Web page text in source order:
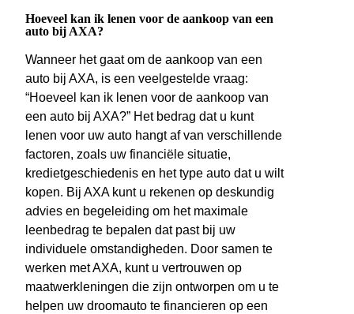
Hoeveel kan ik lenen voor de aankoop van een
auto bij AXA?
Wanneer het gaat om de aankoop van een
auto bij AXA, is een veelgestelde vraag:
“Hoeveel kan ik lenen voor de aankoop van
een auto bij AXA?” Het bedrag dat u kunt
lenen voor uw auto hangt af van verschillende
factoren, zoals uw financiële situatie,
kredietgeschiedenis en het type auto dat u wilt
kopen. Bij AXA kunt u rekenen op deskundig
advies en begeleiding om het maximale
leenbedrag te bepalen dat past bij uw
individuele omstandigheden. Door samen te
werken met AXA, kunt u vertrouwen op
maatwerkleningen die zijn ontworpen om u te
helpen uw droomauto te financieren op een